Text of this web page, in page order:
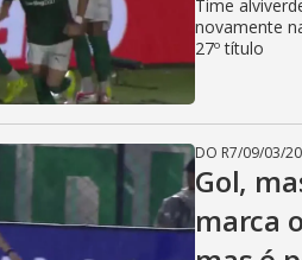
Time
novamente
27º título
DO R7/09/03/
Gol,
marca